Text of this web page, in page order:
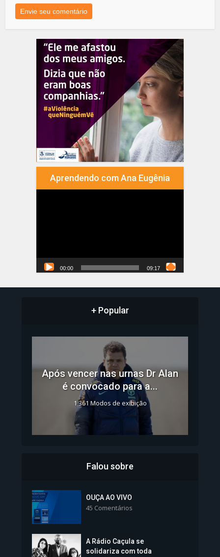
Aprendendo com Ana Eugênia
00:00 09:17
+ Popular
Após vencer nas urnas Dr Alan
é convocado para a...
1.361 Modos de exibição
Colégios da Polícia...
Falou sobre
OUÇA AO VIVO
45 Comentários
A Rádio Caçula se
solidariza com toda